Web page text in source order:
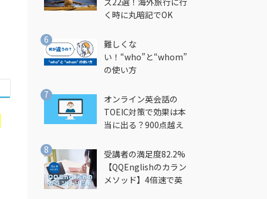
く時に丸暗記でOK
難しくな
い！“who”と“whom”
の使い方
オンライン英会話の
TOEIC対策で効果は本
当に出る？900点越え
受講者の満足度82.2%
【QQEnglishのカラン
メソッド】4倍速で英